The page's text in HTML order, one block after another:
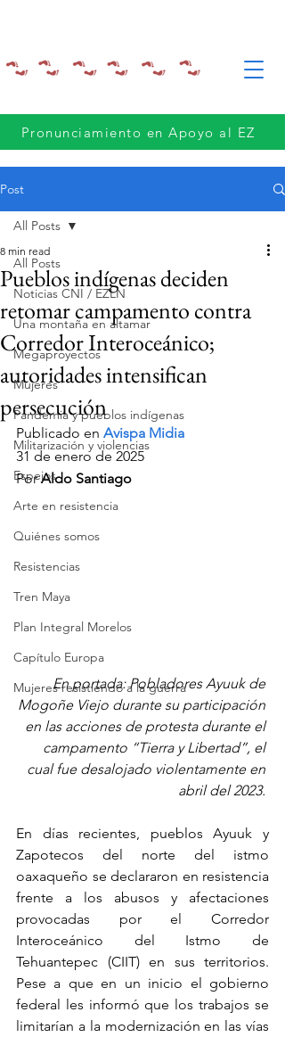
Pronunciamiento en Apoyo al EZ
Post
All Posts
Noticias CNI / EZLN
Una montaña en altamar
Megaproyectos
Mujeres
Pandemia y pueblos indígenas
Militarización y violencias
Espejos
Arte en resistencia
Quiénes somos
Resistencias
Tren Maya
Plan Integral Morelos
Capítulo Europa
Mujeres resistiendo a la guerra
All Posts
Pueblos indígenas deciden
retomar campamento contra
Corredor Interoceánico;
autoridades intensifican
persecución
8 min read
Publicado en Avispa Midia
31 de enero de 2025
Por Aldo Santiago
En portada: Pobladores Ayuuk de
Mogoñe Viejo durante su participación
en las acciones de protesta durante el
campamento “Tierra y Libertad”, el
cual fue desalojado violentamente en
abril del 2023.
En días recientes, pueblos Ayuuk y
Zapotecos del norte del istmo
oaxaqueño se declararon en resistencia
frente a los abusos y afectaciones
provocadas por el Corredor
Interoceánico del Istmo de
Tehuantepec (CIIT) en sus territorios.
Pese a que en un inicio el gobierno
federal les informó que los trabajos se
limitarían a la modernización en las vías